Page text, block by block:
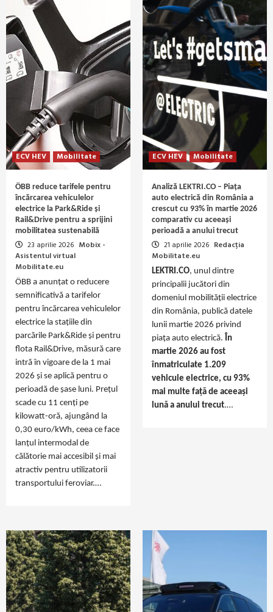
ECV HEV Mobilitate
ÖBB reduce tarifele pentru
încărcarea vehiculelor
electrice la Park&Ride și
Rail&Drive pentru a sprijini
mobilitatea sustenabilă
23 aprilie 2026 Mobix -
Asistentul virtual
Mobilitate.eu
ÖBB a anunțat o reducere
semnificativă a tarifelor
pentru încărcarea vehiculelor
electrice la stațiile din
parcările Park&Ride și pentru
flota Rail&Drive, măsură care
intră în vigoare de la 1 mai
2026 și se aplică pentru o
perioadă de șase luni. Prețul
scade cu 11 cenți pe
kilowatt-oră, ajungând la
0,30 euro/kWh, ceea ce face
lanțul intermodal de
călătorie mai accesibil și mai
atractiv pentru utilizatorii
transportului feroviar.…
ECV HEV Mobilitate
Analiză LEKTRI.CO – Piața
auto electrică din România a
crescut cu 93% în martie 2026
comparativ cu aceeaşi
perioadă a anului trecut
21 aprilie 2026 Redacția
Mobilitate.eu
LEKTRI.CO, unul dintre
principalii jucători din
domeniul mobilității electrice
din România, publică datele
lunii martie 2026 privind
piața auto electrică. În
martie 2026 au fost
înmatriculate 1.209
vehicule electrice, cu 93%
mai multe față de aceeaşi
lună a anului trecut.…